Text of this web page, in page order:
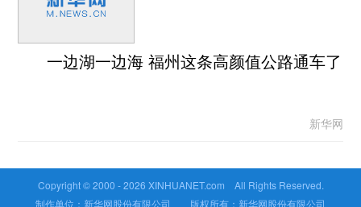
一边湖一边海 福州这条高颜值公路通车了
新华网
Copyright © 2000 -2026 XINHUANET.com All Rights Reserved.
制作单位：新华网股份有限公司 版权所有：新华网股份有限公司